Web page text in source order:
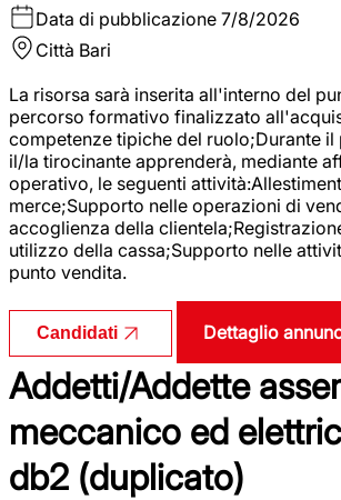
Data di pubblicazione 7/8/2026
Città Bari
La risorsa sarà inserita all'interno del
percorso formativo finalizzato
competenze tipiche del ruolo;Durante
il/la tirocinante apprenderà, mediante
operativo, le seguenti
merce;Supporto nelle operazioni di
accoglienza della
utilizzo della cassa;Supporto nelle
punto vendita.
Candidati Dettaglio
Addetti/Addette
meccanico ed
db2 (duplicato)